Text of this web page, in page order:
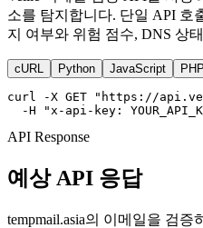
소를 탐지합니다. 단일 API 호
지 여부와 위험 점수, DNS 상
cURL Python JavaScript PHP
curl -X GET "https://
-H "x-api-key:
API Response
예상 API 응답
tempmail.asia의 이메일을 검